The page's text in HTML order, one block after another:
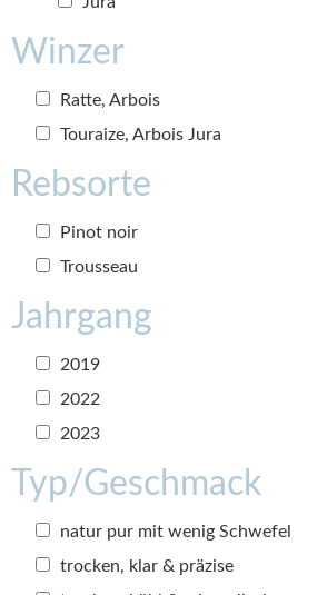
Winzer
Ratte, Arbois
Touraize, Arbois Jura
Rebsorte
Pinot noir
Trousseau
Jahrgang
2019
2022
2023
Typ/Geschmack
natur pur mit wenig Schwefel
trocken, klar & präzise